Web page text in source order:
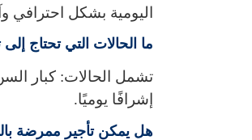
اليومية بشكل احترافي
ما الحالات التي تحتاج
تشمل الحالات: كبار
إشرافًا يوميًا.
هل يمكن تأجير ممرضة